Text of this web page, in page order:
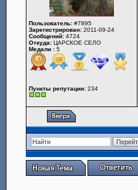
Пользователь: #7895
Зарегистрирован: 2011-09-24
Сообщений: 4724
Откуда: ЦАРСКОЕ СЕЛО
Медали : 5
Пункты репутации: 234